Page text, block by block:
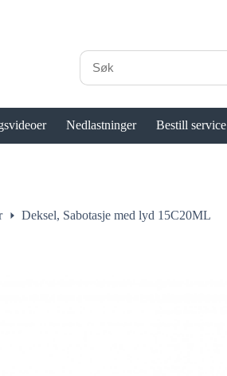
Nedlastninger Bestill service
Deksel, Sabotasje med lyd 15C20ML